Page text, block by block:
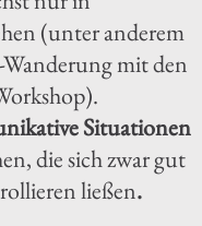
(unter anderem
mit den
Situationen
die sich zwar gut
ließen.